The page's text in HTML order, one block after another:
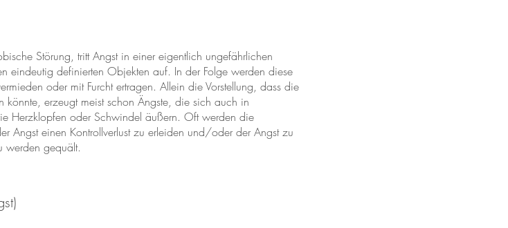
Störung, tritt Angst in einer eigentlich ungefährlichen
eindeutig definierten Objekten auf. In der Folge werden diese
oder mit Furcht ertragen. Allein die Vorstellung, dass die
könnte, erzeugt meist schon Ängste, die sich auch in
Herzklopfen oder Schwindel äußern. Oft werden die
Angst einen Kontrollverlust zu erleiden und/oder der Angst zu
werden gequält.